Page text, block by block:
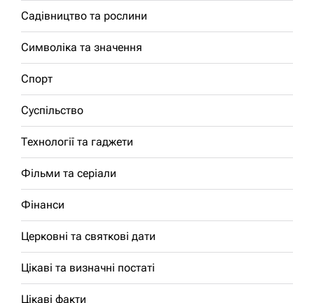
Садівництво та рослини
Символіка та значення
Спорт
Суспільство
Технології та гаджети
Фільми та серіали
Фінанси
Церковні та святкові дати
Цікаві та визначні постаті
Цікаві факти